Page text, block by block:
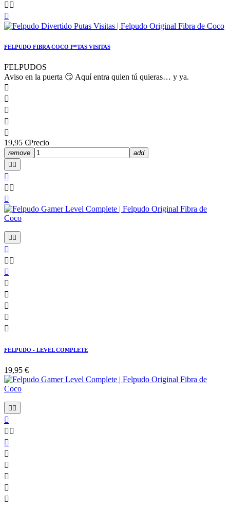
 

FELPUDO FIBRA COCO P*TAS VISITAS
FELPUDOS
Aviso en la puerta 😏 Aquí entra quien tú quieras… y ya.





19,95 €Precio
remove
add
 

 

 

 






FELPUDO - LEVEL COMPLETE
19,95 €
 

 





